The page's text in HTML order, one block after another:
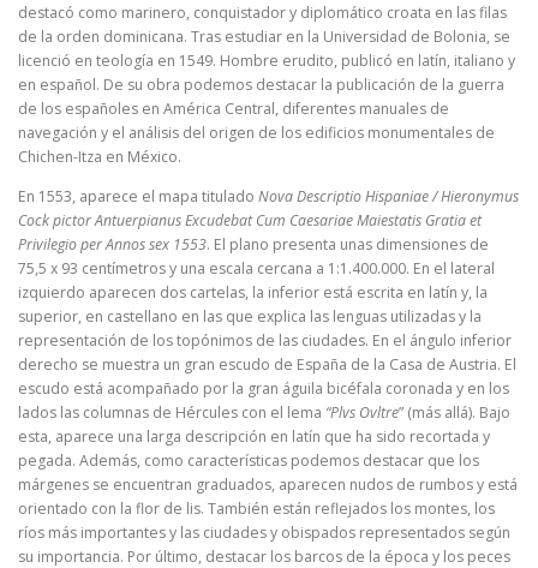
destacó como marinero, conquistador y diplomático croata en las filas
de la orden dominicana. Tras estudiar en la Universidad de Bolonia, se
licenció en teología en 1549. Hombre erudito, publicó en latín, italiano y
en español. De su obra podemos destacar la publicación de la guerra
de los españoles en América Central, diferentes manuales de
navegación y el análisis del origen de los edificios monumentales de
Chichen-Itza en México.
En 1553, aparece el mapa titulado Nova Descriptio Hispaniae / Hieronymus
Cock pictor Antuerpianus Excudebat Cum Caesariae Maiestatis Gratia et
Privilegio per Annos sex 1553. El plano presenta unas dimensiones de
75,5 x 93 centímetros y una escala cercana a 1:1.400.000. En el lateral
izquierdo aparecen dos cartelas, la inferior está escrita en latín y, la
superior, en castellano en las que explica las lenguas utilizadas y la
representación de los topónimos de las ciudades. En el ángulo inferior
derecho se muestra un gran escudo de España de la Casa de Austria. El
escudo está acompañado por la gran águila bicéfala coronada y en los
lados las columnas de Hércules con el lema “Plvs Ovltre” (más allá). Bajo
esta, aparece una larga descripción en latín que ha sido recortada y
pegada. Además, como características podemos destacar que los
márgenes se encuentran graduados, aparecen nudos de rumbos y está
orientado con la flor de lis. También están reflejados los montes, los
ríos más importantes y las ciudades y obispados representados según
su importancia. Por último, destacar los barcos de la época y los peces